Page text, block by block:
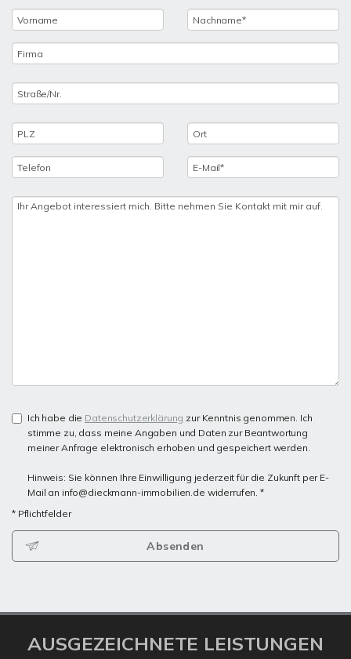
Ich habe die Datenschutzerklärung zur Kenntnis genommen. Ich
stimme zu, dass meine Angaben und Daten zur Beantwortung
meiner Anfrage elektronisch erhoben und gespeichert werden.
Hinweis: Sie können Ihre Einwilligung jederzeit für die Zukunft per E-
Mail an info@dieckmann-immobilien.de widerrufen. *
* Pflichtfelder
Absenden
AUSGEZEICHNETE LEISTUNGEN